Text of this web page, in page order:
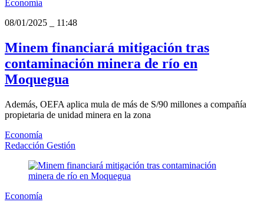
Economía
08/01/2025
11:48
Minem financiará mitigación tras
contaminación minera de río en
Moquegua
Además, OEFA aplica mula de más de S/90 millones a compañía
propietaria de unidad minera en la zona
Economía
Redacción Gestión
Economía